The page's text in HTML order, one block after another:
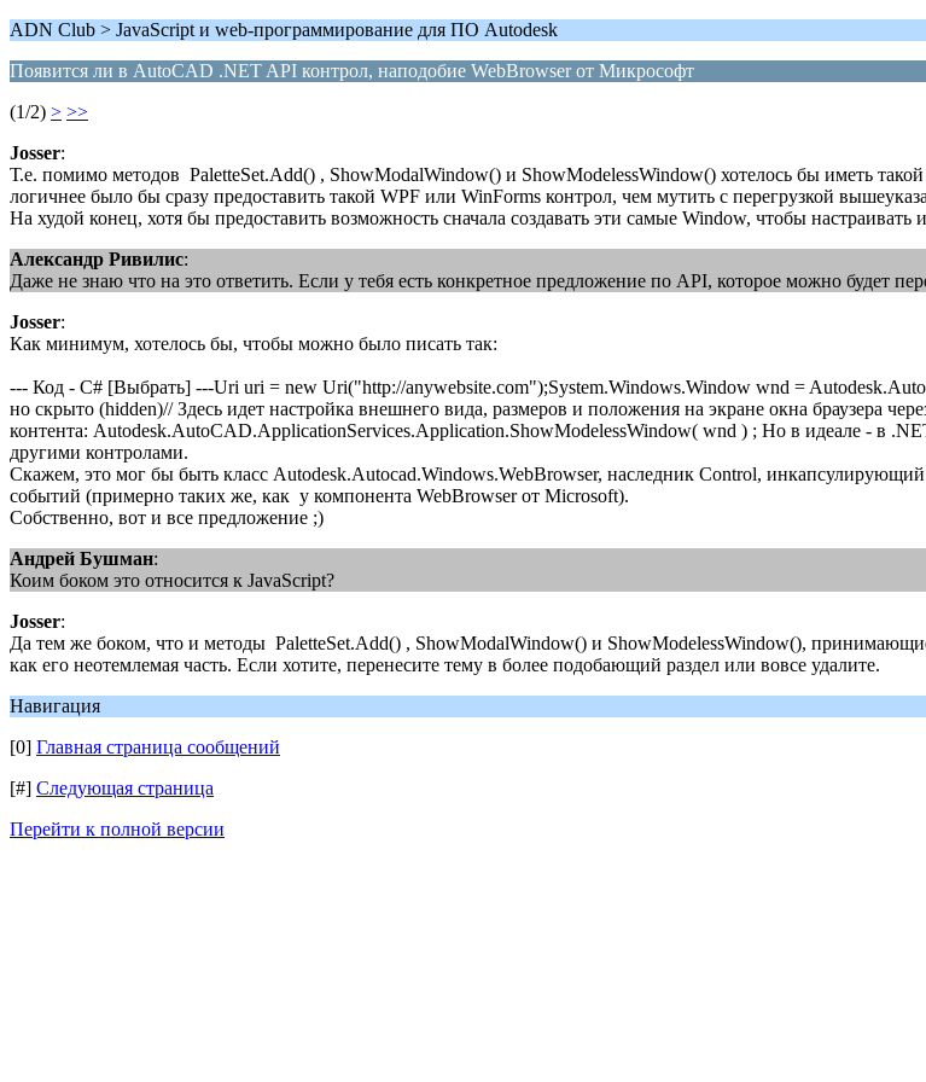
ADN Club > JavaScript и web-программирование для ПО Autodesk
Появится ли в AutoCAD .NET API контрол, наподобие WebBrowser от Микрософт
(1/2) > >>
Josser:
Т.е. помимо методов PaletteSet.Add() , ShowModalWindow() и ShowModelessWindow() хотелось бы иметь
логичнее было бы сразу предоставить такой WPF или WinForms контрол, чем мутить с перегрузкой
На худой конец, хотя бы предоставить возможность сначала создавать эти самые Window, чтобы
Александр Ривилис:
Даже не знаю что на это ответить. Если у тебя есть конкретное предложение по API, которое можно будет
Josser:
Как минимум, хотелось бы, чтобы можно было писать так:
--- Код - C# [Выбрать] ---Uri uri = new Uri("http://anywebsite.com");System.Windows.Window wnd =
но скрыто (hidden)// Здесь идет настройка внешнего вида, размеров и положения на экране окна браузера
контента: Autodesk.AutoCAD.ApplicationServices.Application.ShowModelessWindow( wnd ) ; Но в идеале - в
другими контролами.
Скажем, это мог бы быть класс Autodesk.Autocad.Windows.WebBrowser, наследник Control,
событий (примерно таких же, как у компонента WebBrowser от Microsoft).
Собственно, вот и все предложение ;)
Андрей Бушман:
Коим боком это относится к JavaScript?
Josser:
Да тем же боком, что и методы PaletteSet.Add() , ShowModalWindow() и ShowModelessWindow(),
как его неотемлемая часть. Если хотите, перенесите тему в более подобающий раздел или вовсе удалите.
Навигация
[0] Главная страница сообщений
[#] Следующая страница
Перейти к полной версии